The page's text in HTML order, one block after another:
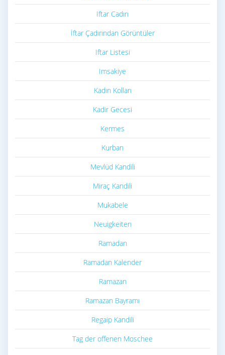
Iftar Cadırı
İftar Çadırından Görüntüler
Iftar Listesi
Imsakiye
Kadın Kolları
Kadir Gecesi
Kermes
Kurban
Mevlüd Kandili
Miraç Kandili
Mukabele
Neuigkeiten
Ramadan
Ramadan Kalender
Ramazan
Ramazan Bayramı
Regaip Kandili
Tag der offenen Moschee